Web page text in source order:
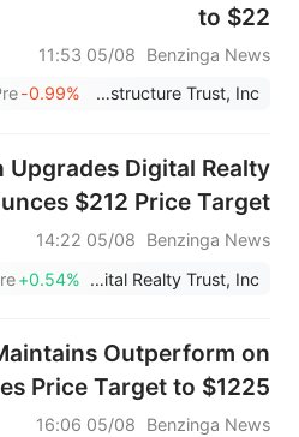
to $22
Benzinga News
05/08 11:53
Blackstone Digital Infrastructure Trust, Inc.
-0.99%
Upgrades Digital Realty
$212 Price Target
Benzinga News
05/08 14:22
Digital Realty Trust, Inc.
+0.54%
Outperform on
Price Target to $1225
Benzinga News
05/08 16:06